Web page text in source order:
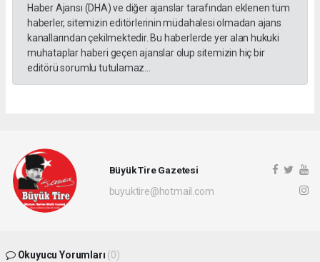
Haber Ajansı (DHA) ve diğer ajanslar tarafından eklenen tüm
haberler, sitemizin editörlerinin müdahalesi olmadan ajans
kanallarından çekilmektedir. Bu haberlerde yer alan hukuki
muhataplar haberi geçen ajanslar olup sitemizin hiç bir
editörü sorumlu tutulamaz...
Büyük Tire Gazetesi
buyuktire@hotmail.com
Okuyucu Yorumları (0)